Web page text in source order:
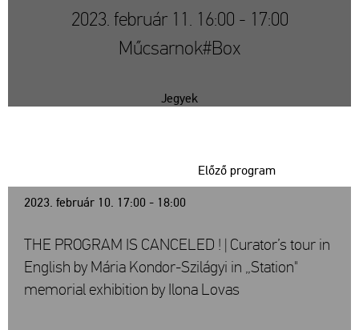
2023. február 11. 16:00 - 17:00
Műcsarnok#Box
Jegyek
2023. február 10. 17:00 - 18:00
Előző program
THE PROGRAM IS CANCELED ! | Curator’s tour in
English by Mária Kondor-Szilágyi in „Station"
memorial exhibition by Ilona Lovas